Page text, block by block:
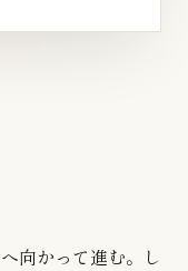
向かって進む。し